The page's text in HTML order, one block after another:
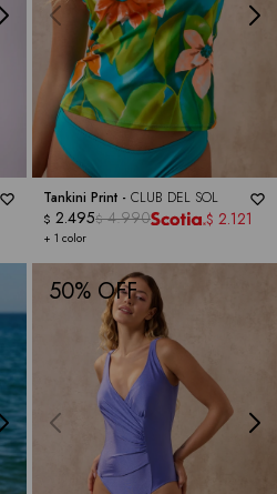
Tankini Print - CLUB DEL SOL
+ 1 color
$ 2.495$ 4.990 $ 2.121
50